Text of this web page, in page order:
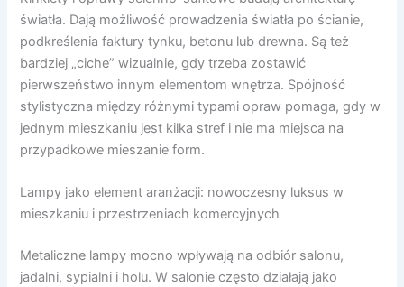
światła. Dają możliwość prowadzenia światła po ścianie,
podkreślenia faktury tynku, betonu lub drewna. Są też
bardziej „ciche” wizualnie, gdy trzeba zostawić
pierwszeństwo innym elementom wnętrza. Spójność
stylistyczna między różnymi typami opraw pomaga, gdy w
jednym mieszkaniu jest kilka stref i nie ma miejsca na
przypadkowe mieszanie form.
Lampy jako element aranżacji: nowoczesny luksus w
mieszkaniu i przestrzeniach komercyjnych
Metaliczne lampy mocno wpływają na odbiór salonu,
jadalni, sypialni i holu. W salonie często działają jako